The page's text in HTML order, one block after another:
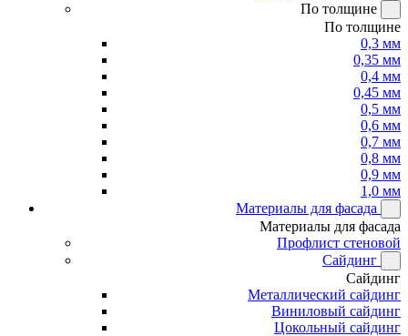
По толщине
По толщине
0,3 мм
0,35 мм
0,4 мм
0,45 мм
0,5 мм
0,6 мм
0,7 мм
0,8 мм
0,9 мм
1,0 мм
Материалы для фасада
Материалы для фасада
Профлист стеновой
Сайдинг
Сайдинг
Металлический сайдинг
Виниловый сайдинг
Цокольный сайдинг